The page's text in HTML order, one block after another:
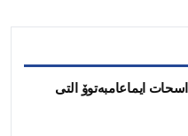
ايماعامبەتوۆ التى